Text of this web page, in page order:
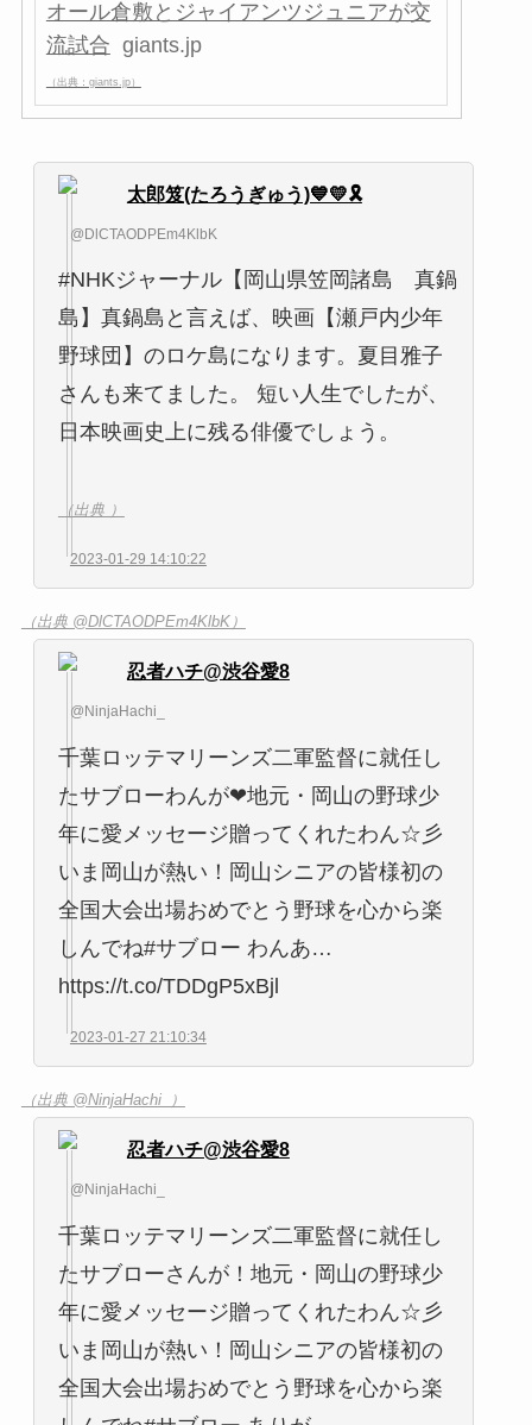
オール倉敷とジャイアンツジュニアが交
流試合 giants.jp
（出典：giants.jp）
太郎笈(たろうぎゅう)💙💛🎗️
@DlCTAODPEm4KlbK
#NHKジャーナル【岡山県笠岡諸島 真鍋
島】真鍋島と言えば、映画【瀬戸内少年
野球団】のロケ島になります。夏目雅子
さんも来てました。 短い人生でしたが、
日本映画史上に残る俳優でしょう。
（出典 ）
2023-01-29 14:10:22
（出典 @DlCTAODPEm4KlbK）
忍者ハチ@渋谷愛8
@NinjaHachi_
千葉ロッテマリーンズ二軍監督に就任し
たサブローわんが❤地元・岡山の野球少
年に愛メッセージ贈ってくれたわん☆彡
いま岡山が熱い！岡山シニアの皆様初の
全国大会出場おめでとう野球を心から楽
しんでね#サブロー わんあ…
https://t.co/TDDgP5xBjl
2023-01-27 21:10:34
（出典 @NinjaHachi_）
忍者ハチ@渋谷愛8
@NinjaHachi_
千葉ロッテマリーンズ二軍監督に就任し
たサブローさんが！地元・岡山の野球少
年に愛メッセージ贈ってくれたわん☆彡
いま岡山が熱い！岡山シニアの皆様初の
全国大会出場おめでとう野球を心から楽